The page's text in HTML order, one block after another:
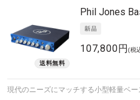
Phil Jones
107,800円(税
現代のニーズにマッチする小型軽量ベー